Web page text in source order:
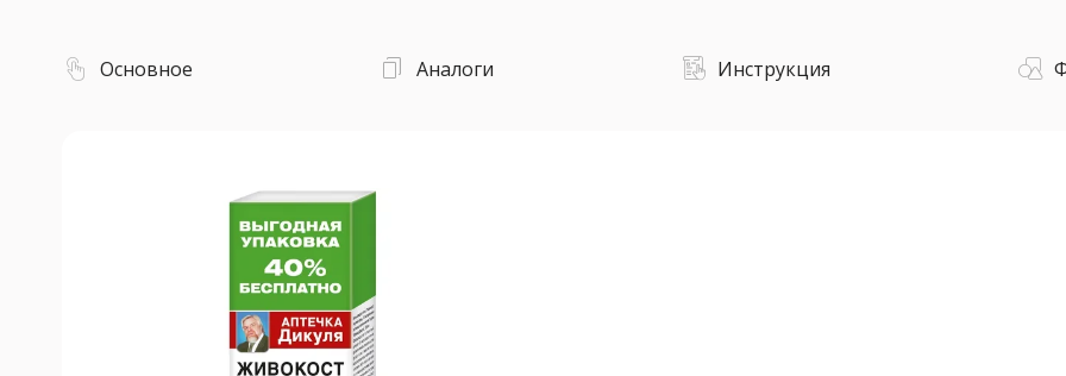
Основное Аналоги Инструкция